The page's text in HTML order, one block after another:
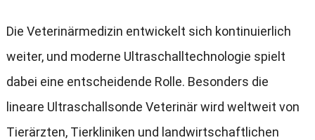
Die Veterinärmedizin entwickelt sich kontinuierlich
weiter, und moderne Ultraschalltechnologie spielt
dabei eine entscheidende Rolle. Besonders die
lineare Ultraschallsonde Veterinär wird weltweit von
Tierärzten, Tierkliniken und landwirtschaftlichen